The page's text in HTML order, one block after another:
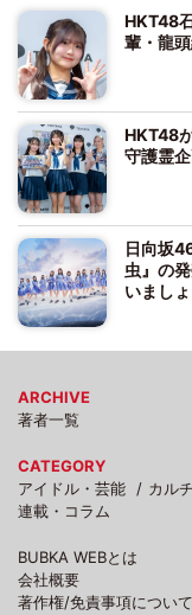
HKT48
輩・龍
HKT48
守護霊
日向坂
虫』の
いまし
ARCHIVE
著者一覧
CATEGORY
アイドル・芸能
カル
連載・コラム
BUBKA WEBとは
会社概要
著作権/免責事項について